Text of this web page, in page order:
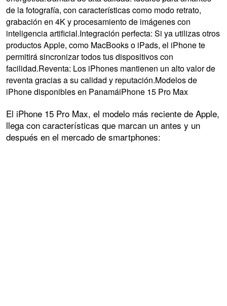
de la fotografía, con características como modo retrato,
grabación en 4K y procesamiento de imágenes con
inteligencia artificial.Integración perfecta: Si ya utilizas otros
productos Apple, como MacBooks o iPads, el iPhone te
permitirá sincronizar todos tus dispositivos con
facilidad.Reventa: Los iPhones mantienen un alto valor de
reventa gracias a su calidad y reputación.Modelos de
iPhone disponibles en PanamáiPhone 15 Pro Max
El iPhone 15 Pro Max, el modelo más reciente de Apple,
llega con características que marcan un antes y un
después en el mercado de smartphones: